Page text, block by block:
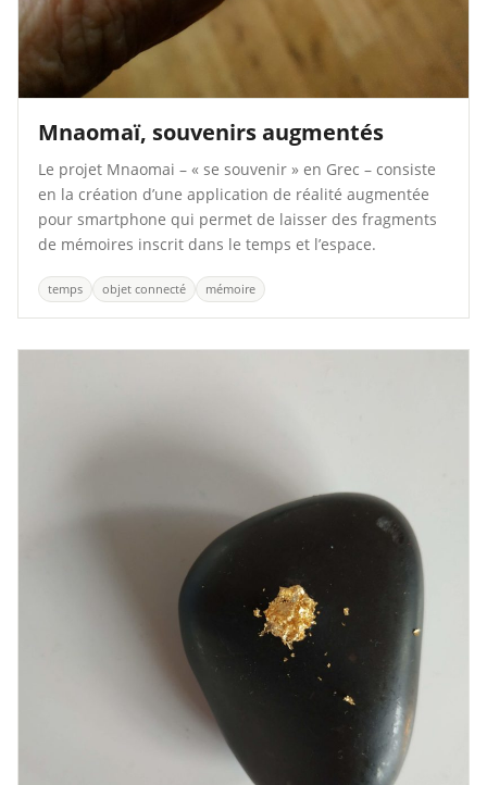
Mnaomaï, souvenirs augmentés
Le projet Mnaomai – « se souvenir » en Grec – consiste
en la création d’une application de réalité augmentée
pour smartphone qui permet de laisser des fragments
de mémoires inscrit dans le temps et l’espace.
temps objet connecté mémoire